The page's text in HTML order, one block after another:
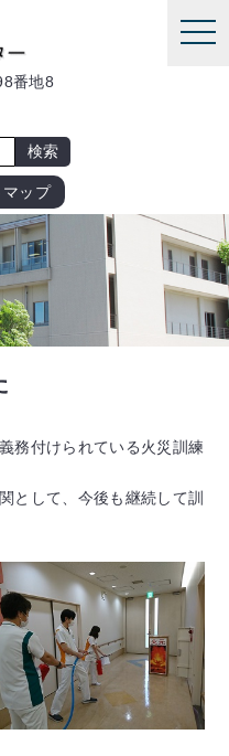
番地8
ップ
務付けられている火災訓練
として、今後も継続して訓